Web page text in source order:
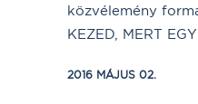
közvélemény
KEZED, MERT
2016 MÁJUS 02.